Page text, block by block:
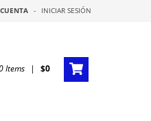
- INICIAR SESIÓN
Items | $0